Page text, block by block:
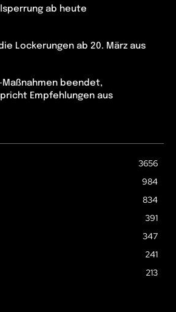
ab heute
Lockerungen ab 20. März aus
Maßnahmen beendet,
Empfehlungen aus
3656
984
834
391
347
241
213